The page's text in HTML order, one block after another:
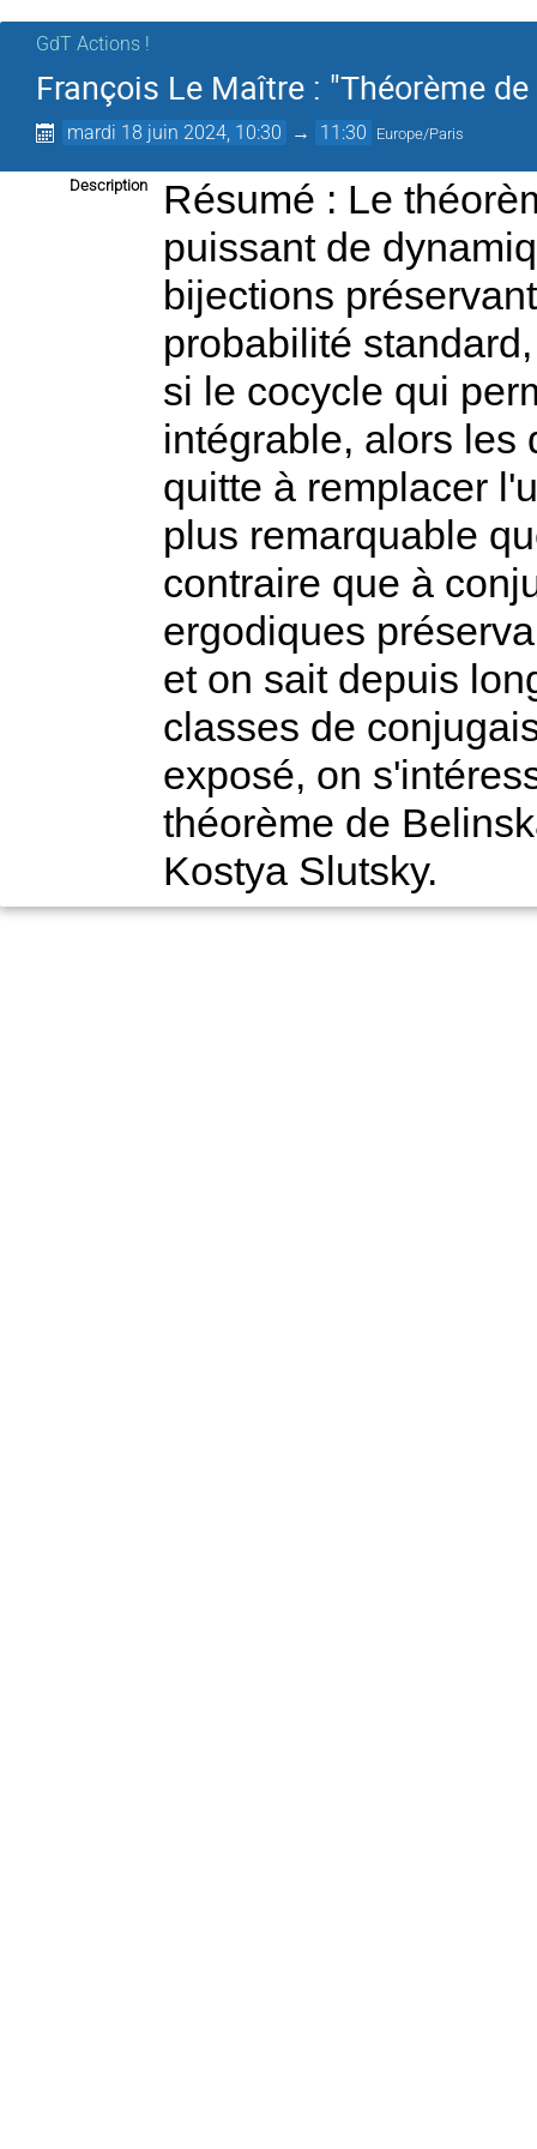
GdT Actions !
François Le Maître : "Théorème
mardi 18 juin 2024, 10:30 → 11:30 Europe/Paris
Description
Résumé : Le
puissant de
bijections
probabilité
si le cocycle qui
intégrable, alors les
quitte à remplacer
plus remarquable
contraire que à
ergodiques
et on sait depuis
classes de
exposé, on
théorème de
Kostya Slutsky.